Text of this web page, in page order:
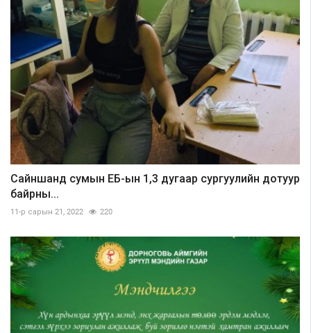
Сайншанд сумын ЕБ-ын 1,3 дугаар сургуулийн дотуур
байрны...
11-р сарын 21, 2022 220